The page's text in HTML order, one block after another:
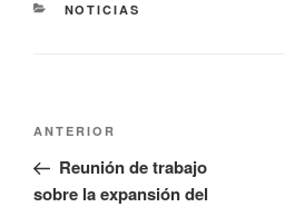
NOTICIAS
ANTERIOR
Reunión de trabajo
sobre la expansión del